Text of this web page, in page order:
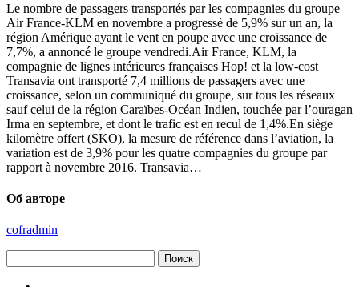
Le nombre de passagers transportés par les compagnies du groupe
Air France-KLM en novembre a progressé de 5,9% sur un an, la
région Amérique ayant le vent en poupe avec une croissance de
7,7%, a annoncé le groupe vendredi.Air France, KLM, la
compagnie de lignes intérieures françaises Hop! et la low-cost
Transavia ont transporté 7,4 millions de passagers avec une
croissance, selon un communiqué du groupe, sur tous les réseaux
sauf celui de la région Caraïbes-Océan Indien, touchée par l’ouragan
Irma en septembre, et dont le trafic est en recul de 1,4%.En siège
kilomètre offert (SKO), la mesure de référence dans l’aviation, la
variation est de 3,9% pour les quatre compagnies du groupe par
rapport à novembre 2016. Transavia…
Об авторе
cofradmin